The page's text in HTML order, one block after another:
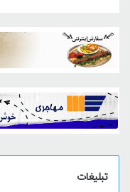
تبلیغات